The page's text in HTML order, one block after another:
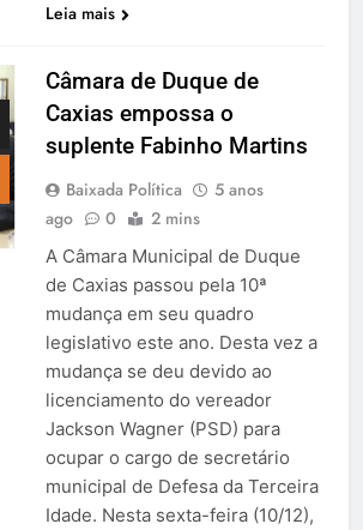
Leia mais
Câmara de Duque de
Caxias empossa o
suplente Fabinho Martins
Baixada Política
5 anos
ago
0 2 mins
A Câmara Municipal de Duque
de Caxias passou pela 10ª
mudança em seu quadro
legislativo este ano. Desta vez a
mudança se deu devido ao
licenciamento do vereador
Jackson Wagner (PSD) para
ocupar o cargo de secretário
municipal de Defesa da Terceira
Idade. Nesta sexta-feira (10/12),